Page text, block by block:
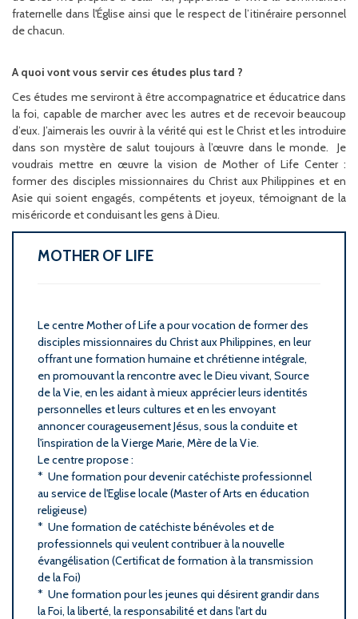
fraternelle dans l'Église ainsi que le respect de l’itinéraire personnel
de chacun.
A quoi vont vous servir ces études plus tard ?
Ces études me serviront à être accompagnatrice et éducatrice dans
la foi, capable de marcher avec les autres et de recevoir beaucoup
d’eux. J’aimerais les ouvrir à la vérité qui est le Christ et les introduire
dans son mystère de salut toujours à l’œuvre dans le monde. Je
voudrais mettre en œuvre la vision de Mother of Life Center :
former des disciples missionnaires du Christ aux Philippines et en
Asie qui soient engagés, compétents et joyeux, témoignant de la
miséricorde et conduisant les gens à Dieu.
MOTHER OF LIFE
Le centre Mother of Life a pour vocation de former des
disciples missionnaires du Christ aux Philippines, en leur
offrant une formation humaine et chrétienne intégrale,
en promouvant la rencontre avec le Dieu vivant, Source
de la Vie, en les aidant à mieux apprécier leurs identités
personnelles et leurs cultures et en les envoyant
annoncer courageusement Jésus, sous la conduite et
l'inspiration de la Vierge Marie, Mère de la Vie.
Le centre propose :
* Une formation pour devenir catéchiste professionnel
au service de l'Eglise locale (Master of Arts en éducation
religieuse)
* Une formation de catéchiste bénévoles et de
professionnels qui veulent contribuer à la nouvelle
évangélisation (Certificat de formation à la transmission
de la Foi)
* Une formation pour les jeunes qui désirent grandir dans
la Foi, la liberté, la responsabilité et dans l'art du